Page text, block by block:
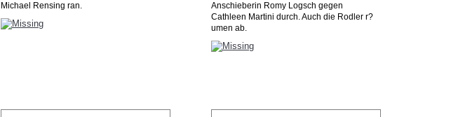
Michael Rensing ran.
Anschieberin Romy Logsch gegen
Cathleen Martini durch. Auch die Rodler r?
umen ab.